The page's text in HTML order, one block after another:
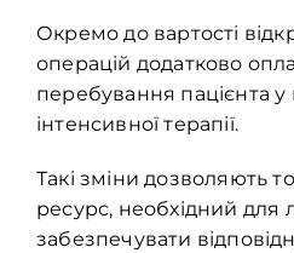
Окремодо вартості
операцій додатково
перебування пацієнта у
інтенсивної терапії.
Такі зміни дозволяють
ресурс, необхідний для
забезпечувати